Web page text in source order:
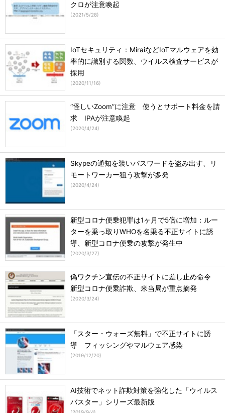
クロが注意喚起
(2021/5/28)
IoTセキュリティ：MiraiなどIoTマルウェアを効
率的に識別する関数、ウイルス検査サービスが
採用
(2020/11/16)
“怪しいZoom”に注意 使うとサポート料金を請
求 IPAが注意喚起
(2020/4/24)
Skypeの通知を装いパスワードを盗み出す、リ
モートワーカー狙う攻撃が多発
(2020/4/24)
新型コロナ便乗犯罪は1ヶ月で5倍に増加：ルー
ターを乗っ取りWHOを名乗る不正サイトに誘
導、新型コロナ便乗の攻撃が発生中
(2020/3/27)
偽ワクチン宣伝の不正サイトに差し止め命令
新型コロナ便乗詐欺、米当局が重点摘発
(2020/3/24)
「スター・ウォーズ無料」で不正サイトに誘
導 フィッシングやマルウェア感染
(2019/12/20)
AI技術でネット詐欺対策を強化した「ウイルス
バスター」シリーズ最新版